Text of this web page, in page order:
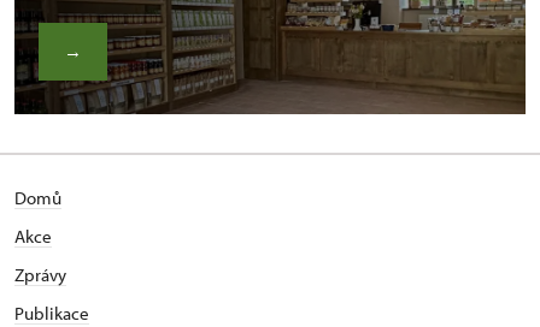
→
Domů
Akce
Zprávy
Publikace